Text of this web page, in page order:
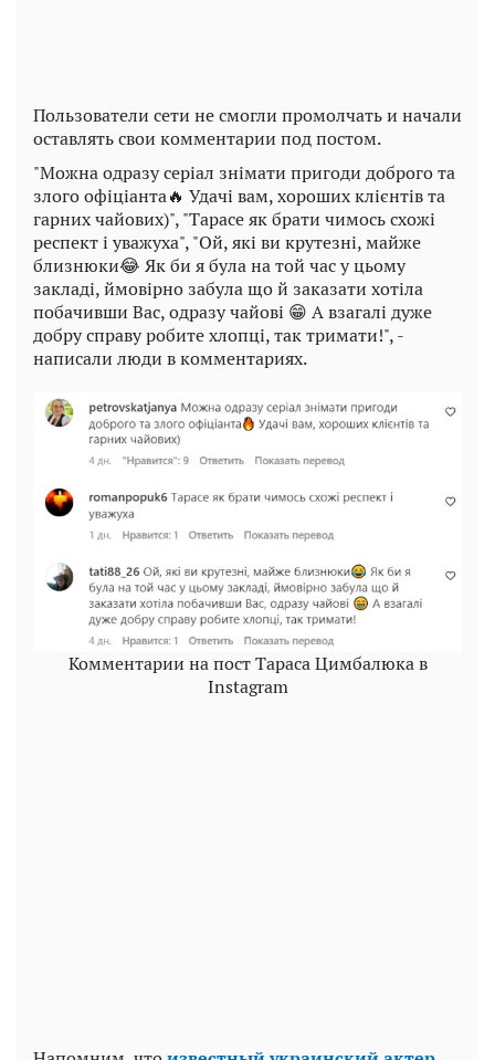
Пользователи сети не смогли промолчать и начали
оставлять свои комментарии под постом.
"Можна одразу серіал знімати пригоди доброго та
злого офіціанта🔥 Удачі вам, хороших клієнтів та
гарних чайових)", "Тарасе як брати чимось схожі
респект і уважуха", "Ой, які ви крутезні, майже
близнюки😂 Як би я була на той час у цьому
закладі, ймовірно забула що й заказати хотіла
побачивши Вас, одразу чайові 😁 А взагалі дуже
добру справу робите хлопці, так тримати!", -
написали люди в комментариях.
Комментарии на пост Тараса Цимбалюка в
Instagram